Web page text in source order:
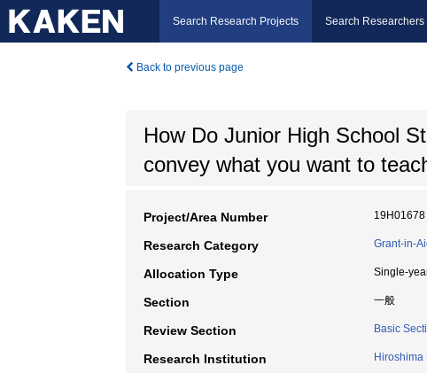
Search Research Projects Search Researchers
Back to previous page
How Do Junior High School
convey what you want to
Project/Area Number 19H01678
Research Category Grant-in-
Allocation Type Single-
Section 一般
Review Section Basic
Research Institution Hiroshima